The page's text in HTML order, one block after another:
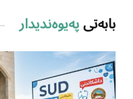
بابەتیپەیوەندیدار